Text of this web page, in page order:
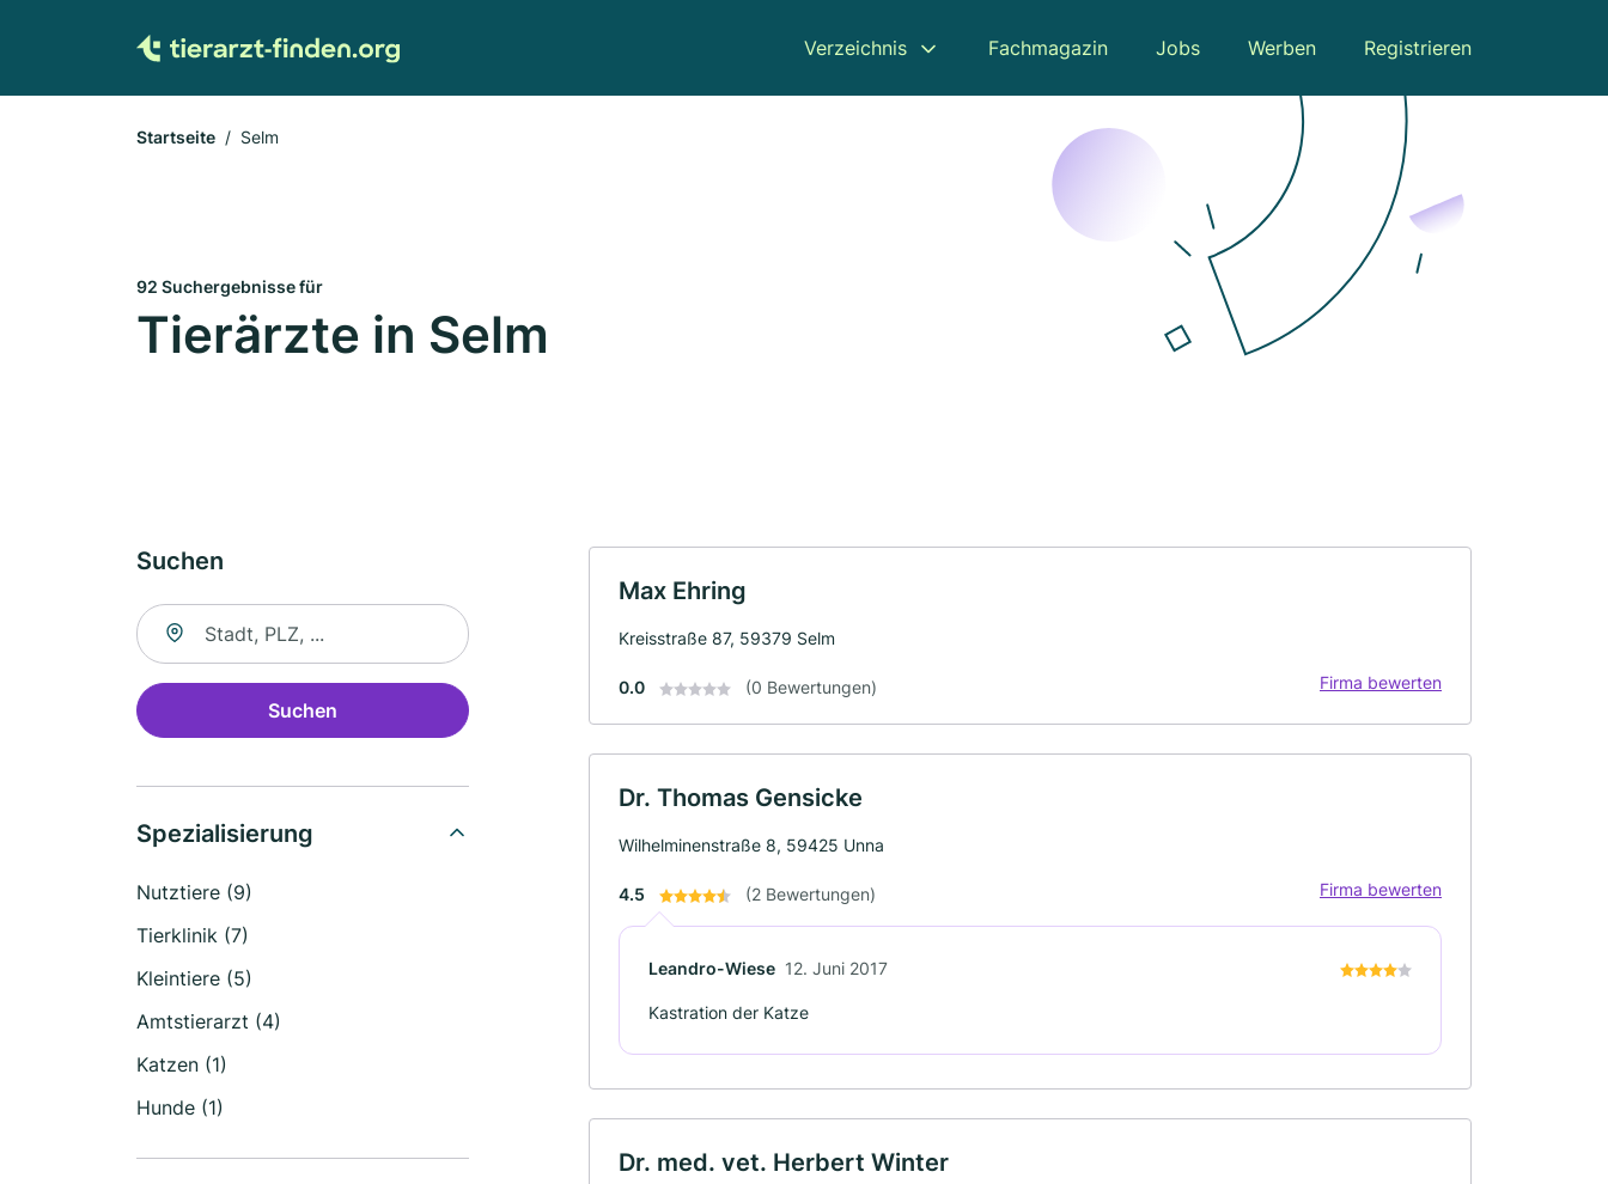
Verzeichnis Fachmagazin Jobs Werben Registrieren
Startseite Selm
92 Suchergebnisse für
Tierärzte in Selm
Suchen
Suche nach Ort
Suchen
Spezialisierung
Nutztiere (9)
Tierklinik (7)
Kleintiere (5)
Amtstierarzt (4)
Katzen (1)
Hunde (1)
Max Ehring
Kreisstraße 87, 59379 Selm
0.0 (0 Bewertungen) Firma bewerten
Dr. Thomas Gensicke
Wilhelminenstraße 8, 59425 Unna
4.5 (2 Bewertungen) Firma bewerten
Leandro-Wiese 12. Juni 2017
Kastration der Katze
Dr. med. vet. Herbert Winter